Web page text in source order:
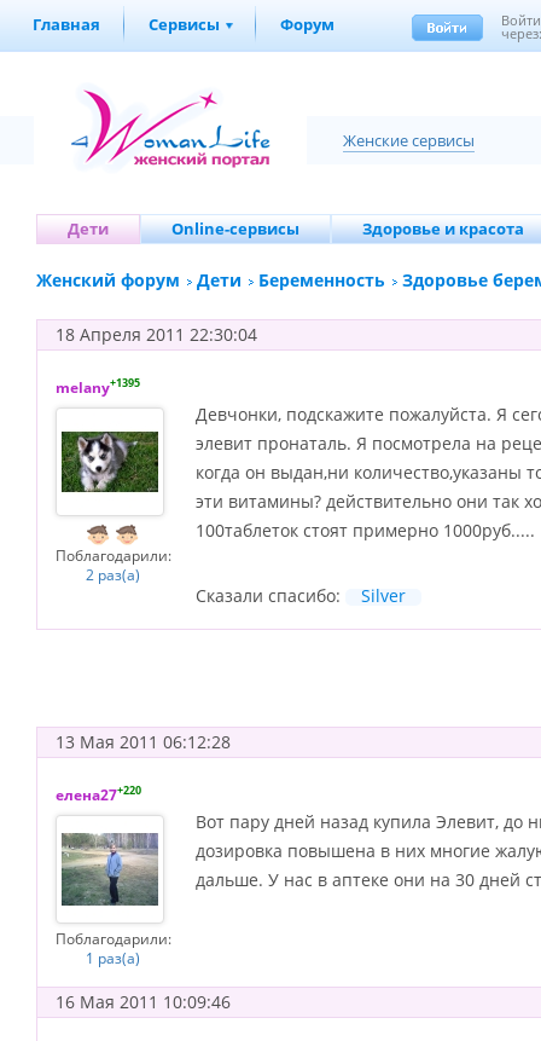
Главная Сервисы Форум Войти
Женские сервисы
Дети Online-сервисы Здоровье и красота
Женский форум Дети Беременность Здоровье
18 Апреля 2011 22:30:04
melany+1395
Поблагодарили:
2 раз(а)
Девчонки, подскажите пожалуйста. Я
элевит пронаталь. Я посмотрела на
когда он выдан,ни
эти витамины? действительно они так
100таблеток стоят примерно 1000руб.....
Сказали спасибо: Silver
13 Мая 2011 06:12:28
елена27+220
Поблагодарили:
1 раз(а)
Вот пару дней назад купила Элевит, до
дозировка повышена в них многие
дальше. У нас в аптеке они на 30 дней
16 Мая 2011 10:09:46